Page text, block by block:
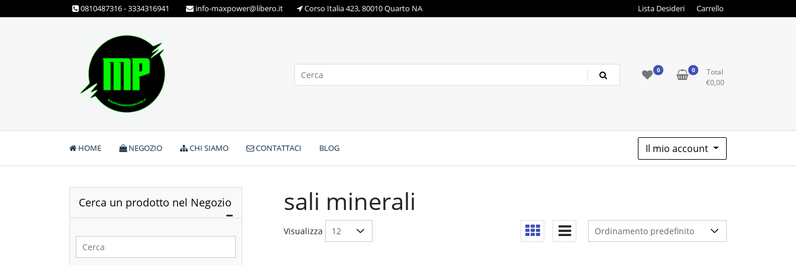
to
0810487316 - 3334316941 info-maxpower@libero.it Corso Italia 423, 80010 Quarto NA Lista Desideri Carrello
Max Power Integratori
0 0
Total
€0,00
HOME NEGOZIO CHI SIAMO CONTATTACI BLOG Il mio account
sali minerali
Visualizza
Cerca un prodotto nel Negozio